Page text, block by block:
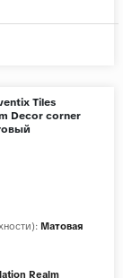
Tiles
Decor corner
Матовая
Realm